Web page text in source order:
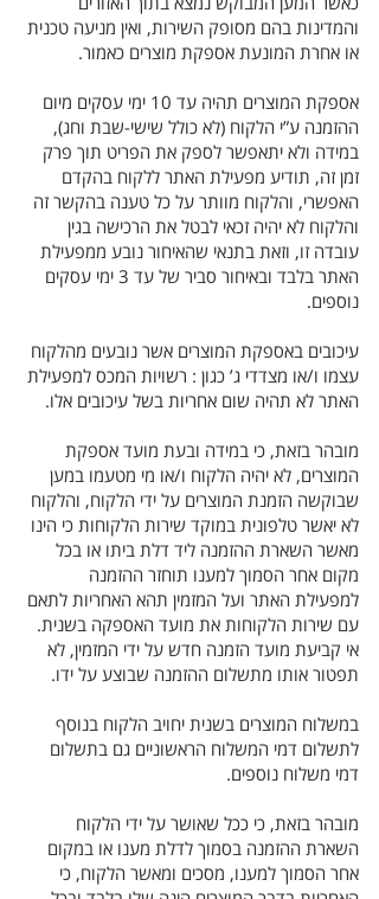
והמדינות בהם מסופק השירות, ואין מניעה טכנית
או אחרת המונעת אספקת מוצרים כאמור.
אספקת המוצרים תהיה עד 10 ימי עסקים מיום
ההזמנה ע”י הלקוח (לא כולל שישי-שבת וחג),
במידה ולא יתאפשר לספק את הפריט תוך פרק
זמן זה, תודיע מפעילת האתר ללקוח בהקדם
האפשרי, והלקוח מוותר על כל טענה בהקשר זה
והלקוח לא יהיה זכאי לבטל את הרכישה בגין
עובדה זו, וזאת בתנאי שהאיחור נובע ממפעילת
האתר בלבד ובאיחור סביר של עד 3 ימי עסקים
נוספים.
עיכובים באספקת המוצרים אשר נובעים מהלקוח
עצמו ו/או מצדדי ג’ כגון : רשויות המכס למפעילת
האתר לא תהיה שום אחריות בשל עיכובים אלו.
מובהר בזאת, כי במידה ובעת מועד אספקת
המוצרים, לא יהיה הלקוח ו/או מי מטעמו במען
שבוקשה הזמנת המוצרים על ידי הלקוח, והלקוח
לא יאשר טלפונית במוקד שירות הלקוחות כי הינו
מאשר השארת ההזמנה ליד דלת ביתו או בכל
מקום אחר הסמוך למענו תוחזר ההזמנה
למפעילת האתר ועל המזמין תהא האחריות לתאם
עם שירות הלקוחות את מועד האספקה בשנית.
אי קביעת מועד הזמנה חדש על ידי המזמין, לא
תפטור אותו מתשלום ההזמנה שבוצע על ידו.
במשלוח המוצרים בשנית יחויב הלקוח בנוסף
לתשלום דמי המשלוח הראשוניים גם בתשלום
דמי משלוח נוספים.
מובהר בזאת, כי ככל שאושר על ידי הלקוח
השארת ההזמנה בסמוך לדלת מענו או במקום
אחר הסמוך למענו, מסכים ומאשר הלקוח, כי